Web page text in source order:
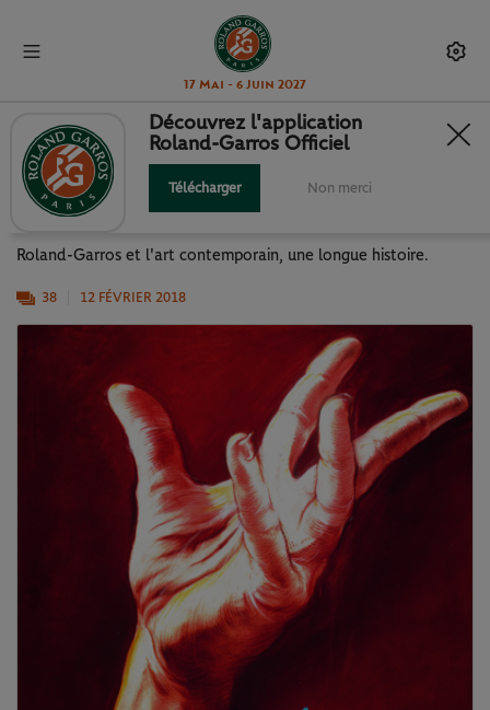
17 Mai - 6 Juin 2027
QUAND ROLAND-GARROS
S'AFFICHE
Roland-Garros et l'art contemporain, une longue histoire.
38 12 FÉVRIER 2018
Découvrez l'application
Roland-Garros Officiel
Télécharger Non merci